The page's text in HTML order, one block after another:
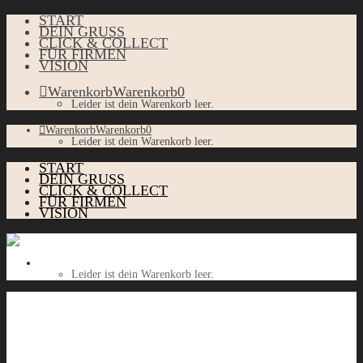
START
DEIN GRUSS
CLICK & COLLECT
FÜR FIRMEN
VISION
WarenkorbWarenkorb0
Leider ist dein Warenkorb leer.
WarenkorbWarenkorb0
Leider ist dein Warenkorb leer.
START
DEIN GRUSS
CLICK & COLLECT
FÜR FIRMEN
VISION
Leider ist dein Warenkorb leer.